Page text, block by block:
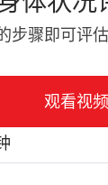
步骤即可评
观看视频